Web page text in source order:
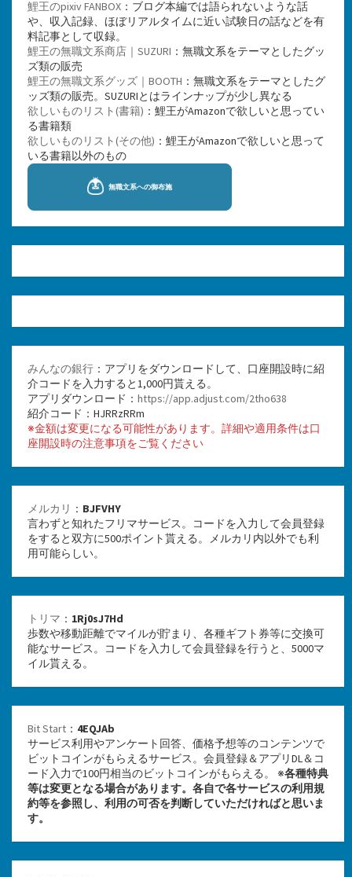
鯉王のpixiv FANBOX ：ブログ本編では語られないような話
や、収入記録、ほぼリアルタイムに近い試験日の話などを有
料記事として収録。
鯉王の無職文系商店｜SUZURI ：無職文系をテーマとしたグッ
ズ類の販売
鯉王の無職文系グッズ｜BOOTH ：無職文系をテーマとしたグ
ッズ類の販売。SUZURIとはラインナップが少し異なる
欲しいものリスト(書籍) ：鯉王がAmazonで欲しいと思ってい
る書籍類
欲しいものリスト(その他) ：鯉王がAmazonで欲しいと思って
いる書籍以外のもの
みんなの銀行 ：アプリをダウンロードして、口座開設時に紹
介コードを入力すると1,000円貰える。
アプリダウンロード： https://app.adjust.com/2tho638
紹介コード：HJRRzRRm
※金額は変更になる可能性があります。詳細や適用条件は口
座開設時の注意事項をご覧ください
メルカリ ： BJFVHY
言わずと知れたフリマサービス。コードを入力して会員登録
をすると双方に500ポイント貰える。メルカリ内以外でも利
用可能らしい。
トリマ ： 1Rj0sJ7Hd
歩数や移動距離でマイルが貯まり、各種ギフト券等に交換可
能なサービス。コードを入力して会員登録を行うと、5000マ
イル貰える。
Bit Start ： 4EQJAb
サービス利用やアンケート回答、価格予想等のコンテンツで
ビットコインがもらえるサービス。会員登録＆アプリDL＆コ
ード入力で100円相当のビットコインがもらえる。 ※各種特典
等は変更となる場合があります。各自で各サービスの利用規
約等を参照し、利用の可否を判断していただければと思いま
す。